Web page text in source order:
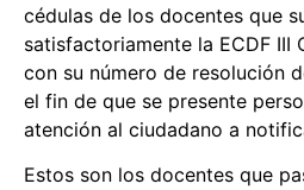
cédulas de los docentes que
satisfactoriamente la ECDF III
con su número de resolución
el fin de que se presente
atención al ciudadano a
Estos son los docentes que